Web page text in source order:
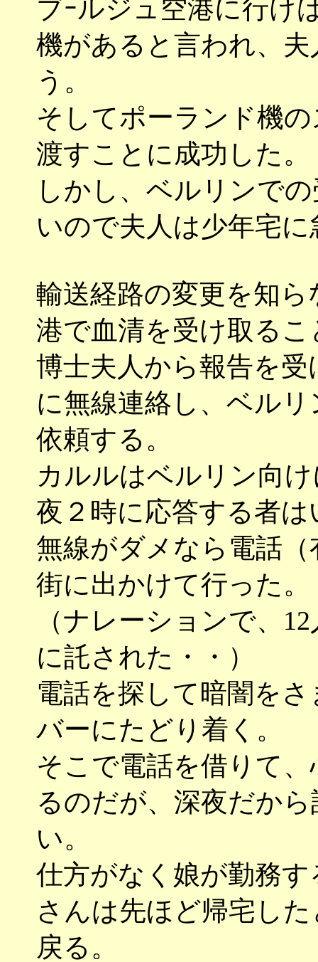
ブｰルジュ空港に行け
機があると言われ、
う。
そしてポーランド機
渡すことに成功した。
しかし、ベルリンで
いので夫人は少年宅
輸送経路の変更を知
港で血清を受け取る
博士夫人から報告を
に無線連絡し、ベル
依頼する。
カルルはベルリン向
夜２時に応答する者
無線がダメなら電話
街に出かけて行った。
（ナレーションで、
に託された・・）
電話を探して暗闇を
バーにたどり着く。
そこで電話を借りて
るのだが、深夜だか
い。
仕方がなく娘が勤務
さんは先ほど帰宅し
戻る。